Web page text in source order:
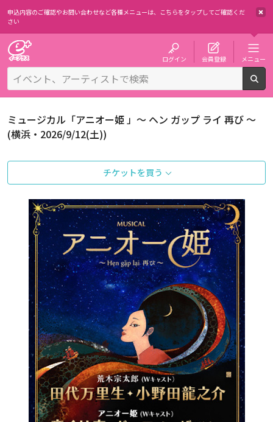
申込内容のご確認やお問い合わせなど各種メニューは、 こちらをタップしてご確認くだ
さい
ログイン 会員登録 メニュー
ミュージカル「アニオー姫 」～ ヘン ガップ ライ 再び ～
(横浜・2026/9/12(土))
チケットを買う